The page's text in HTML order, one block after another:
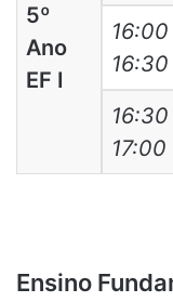
5º
Ano
EF I
16:30
17:00
Ensino